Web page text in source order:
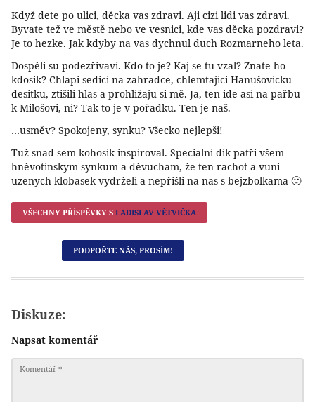
Když dete po ulici, děcka vas zdravi. Aji cizi lidi vas zdravi.
Byvate tež ve městě nebo ve vesnici, kde vas děcka pozdravi?
Je to hezke. Jak kdyby na vas dychnul duch Rozmarneho leta.
Dospěli su podezřivavi. Kdo to je? Kaj se tu vzal? Znate ho
kdosik? Chlapi sedici na zahradce, chlemtajici Hanušovicku
desitku, ztišili hlas a prohližaju si mě. Ja, ten ide asi na pařbu
k Milošovi, ni? Tak to je v pořadku. Ten je naš.
…usměv? Spokojeny, synku? Všecko nejlepši!
Tuž snad sem kohosik inspiroval. Specialni dik patři všem
hněvotinskym synkum a děvucham, že ten rachot a vuni
uzenych klobasek vydrželi a nepřišli na nas s bejzbolkama 🙂
VŠECHNY PŘÍSPĚVKY S LADISLAV VĚTVIČKA
PODPOŘTE NÁS, PROSÍM!
Diskuze:
Napsat komentář